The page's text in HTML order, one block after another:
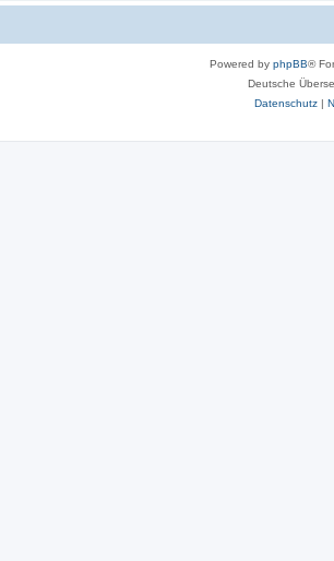
Powered by phpBB®
Deutsche
Datenschutz|